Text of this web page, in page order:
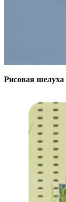
Рисовая шелуха